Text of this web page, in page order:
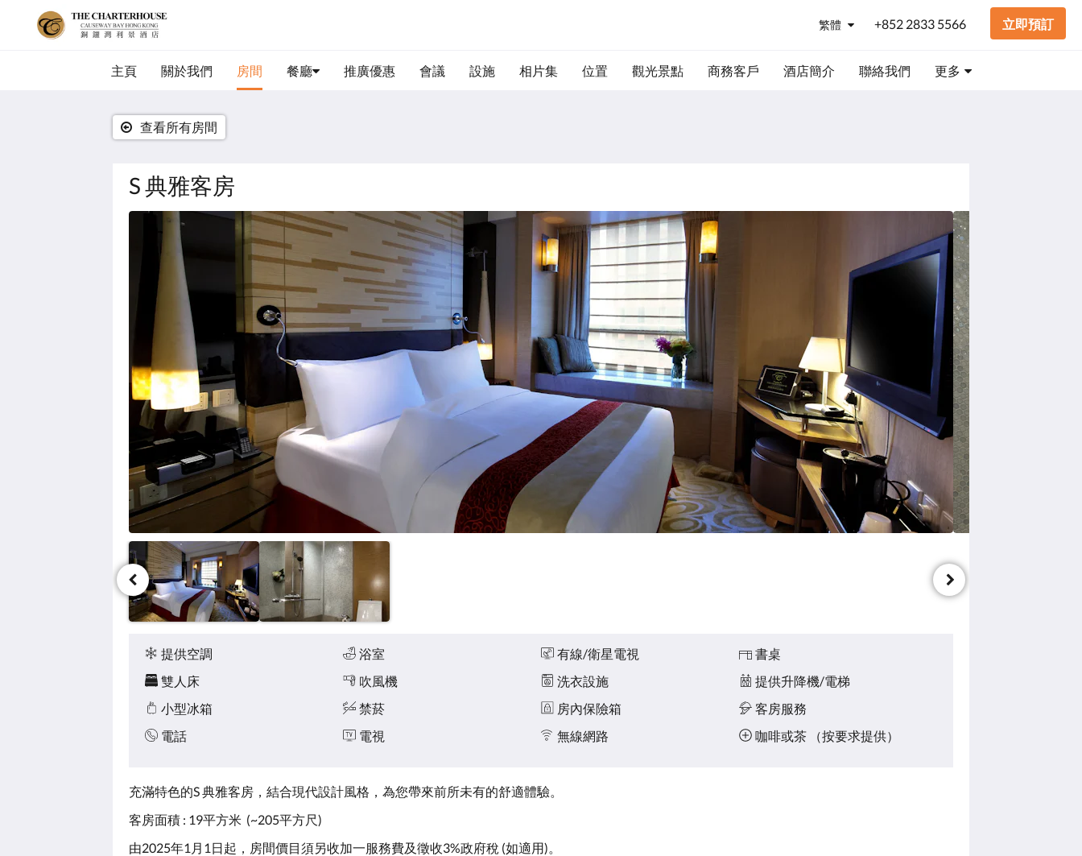
繁體 +852 2833 5566 立即預訂
主頁 關於我們 房間 餐廳 推廣優惠 會議 設施 相片集 位置 觀光景點 商務客戶 酒店簡介 聯絡我們 更多
S 典雅客房
查看所有房間
以
視。
點
擊
「下
一
個」
和
「上
一
個」
按
鈕，
即
可
查
看
影
像。
施 提供空調 浴室 有線/衛星電視
書桌
雙人床
吹風機 洗衣設施
提供升降機/電梯
小型冰箱
禁菸 房內保險箱
客房服務
電話
電視 無線網路 咖啡或茶 （按要求提供）
充滿特色的S 典雅客房，結合現代設計風格，為您帶來前所未有的舒適體驗。
客房面積 : 19平方米 (~205平方尺)
由2025年1月1日起，房間價目須另收加一服務費及徵收3%政府稅 (如適用)。